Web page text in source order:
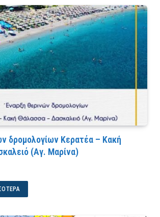
δρομολογίων Κερατέα – Κακή
(Αγ. Μαρίνα)